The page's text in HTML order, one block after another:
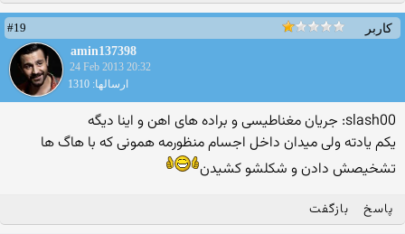
کاربر
#19
amin137398
24 Feb 2013 20:32
ارسالها: 1310
slash00: جریان مغناطیسی و براده های اهن و اینا دیگه
یکم یادته ولی میدان داخل اجسام منظورمه همونی که با هاگ ها
تشخیصش دادن و شکلشو کشیدن
پاسخ بازگفت